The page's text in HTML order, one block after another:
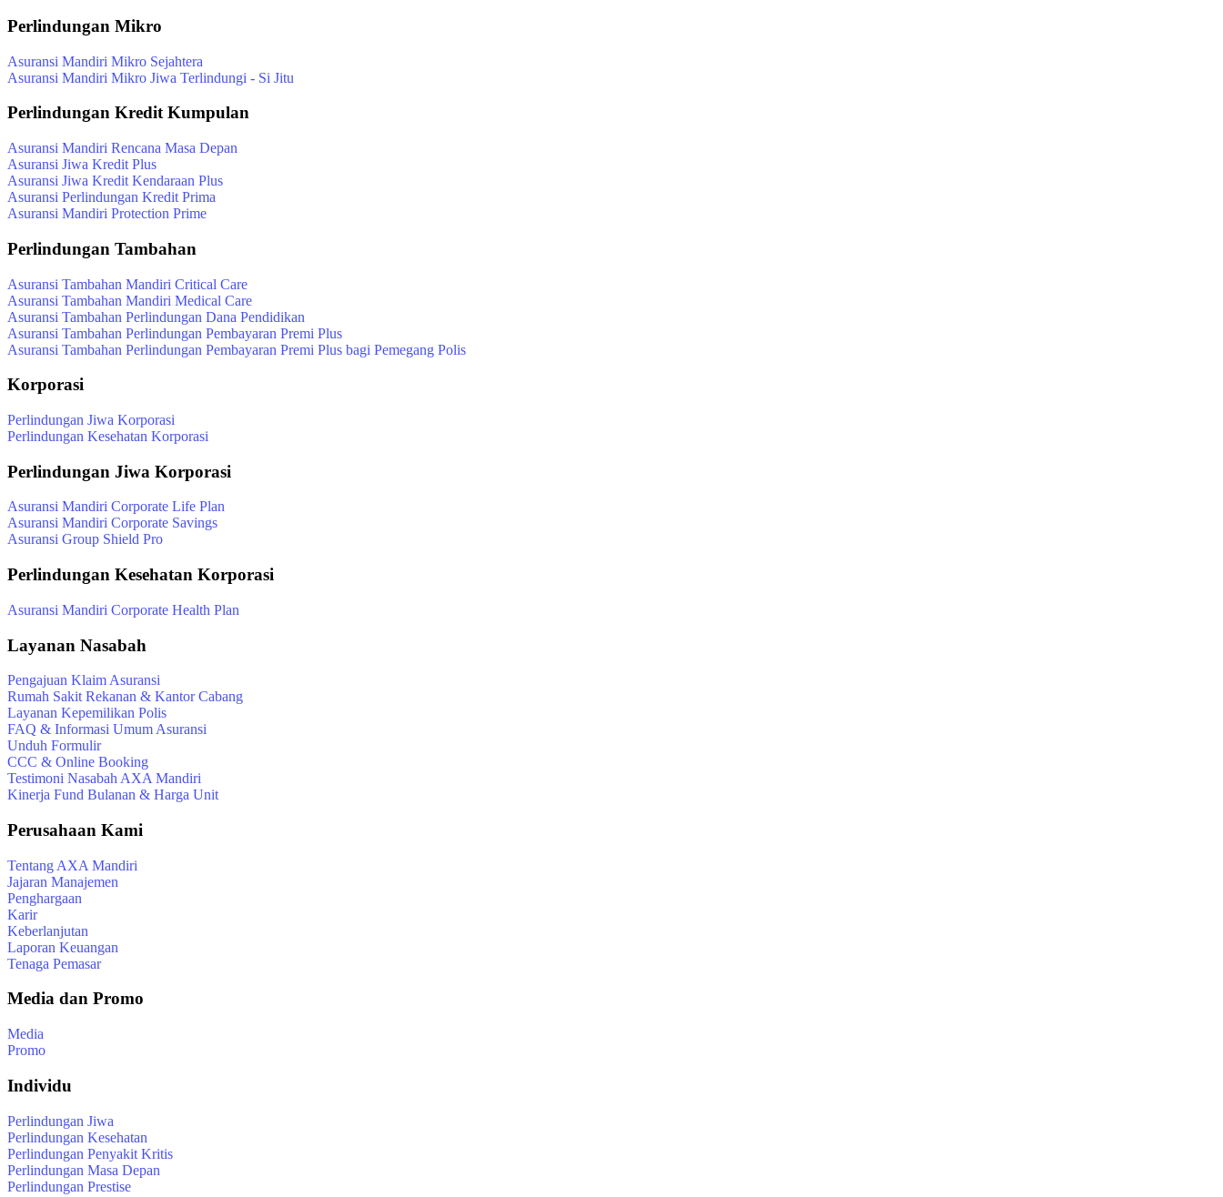
Perlindungan Mikro
Asuransi Mandiri Mikro Sejahtera
Asuransi Mandiri Mikro Jiwa Terlindungi - Si Jitu
Perlindungan Kredit Kumpulan
Asuransi Mandiri Rencana Masa Depan
Asuransi Jiwa Kredit Plus
Asuransi Jiwa Kredit Kendaraan Plus
Asuransi Perlindungan Kredit Prima
Asuransi Mandiri Protection Prime
Perlindungan Tambahan
Asuransi Tambahan Mandiri Critical Care
Asuransi Tambahan Mandiri Medical Care
Asuransi Tambahan Perlindungan Dana Pendidikan
Asuransi Tambahan Perlindungan Pembayaran Premi Plus
Asuransi Tambahan Perlindungan Pembayaran Premi Plus bagi Pemegang Polis
Korporasi
Perlindungan Jiwa Korporasi
Perlindungan Kesehatan Korporasi
Perlindungan Jiwa Korporasi
Asuransi Mandiri Corporate Life Plan
Asuransi Mandiri Corporate Savings
Asuransi Group Shield Pro
Perlindungan Kesehatan Korporasi
Asuransi Mandiri Corporate Health Plan
Layanan Nasabah
Pengajuan Klaim Asuransi
Rumah Sakit Rekanan & Kantor Cabang
Layanan Kepemilikan Polis
FAQ & Informasi Umum Asuransi
Unduh Formulir
CCC & Online Booking
Testimoni Nasabah AXA Mandiri
Kinerja Fund Bulanan & Harga Unit
Perusahaan Kami
Tentang AXA Mandiri
Jajaran Manajemen
Penghargaan
Karir
Keberlanjutan
Laporan Keuangan
Tenaga Pemasar
Media dan Promo
Media
Promo
Individu
Perlindungan Jiwa
Perlindungan Kesehatan
Perlindungan Penyakit Kritis
Perlindungan Masa Depan
Perlindungan Prestise